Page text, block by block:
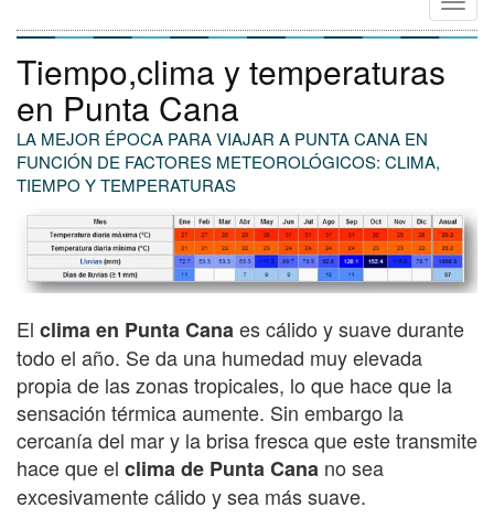
Tiempo,clima y temperaturas
en Punta Cana
LA MEJOR ÉPOCA PARA VIAJAR A PUNTA CANA EN
FUNCIÓN DE FACTORES METEOROLÓGICOS: CLIMA,
TIEMPO Y TEMPERATURAS
El clima en Punta Canaes cálido y suave durante
todo el año. Se da una humedad muy elevada
propia de las zonas tropicales, lo que hace que la
sensación térmica aumente. Sin embargo la
cercanía del mar y la brisa fresca que este transmite
hace que el clima de Punta Cana no sea
excesivamente cálido y sea más suave.